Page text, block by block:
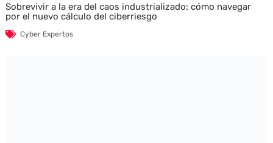
Sobrevivir a la era del caos industrializado: cómo navegar
por el nuevo cálculo del ciberriesgo
Cyber Expertos